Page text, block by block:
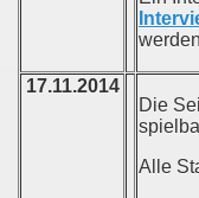
17.11.2014
Die
Alle